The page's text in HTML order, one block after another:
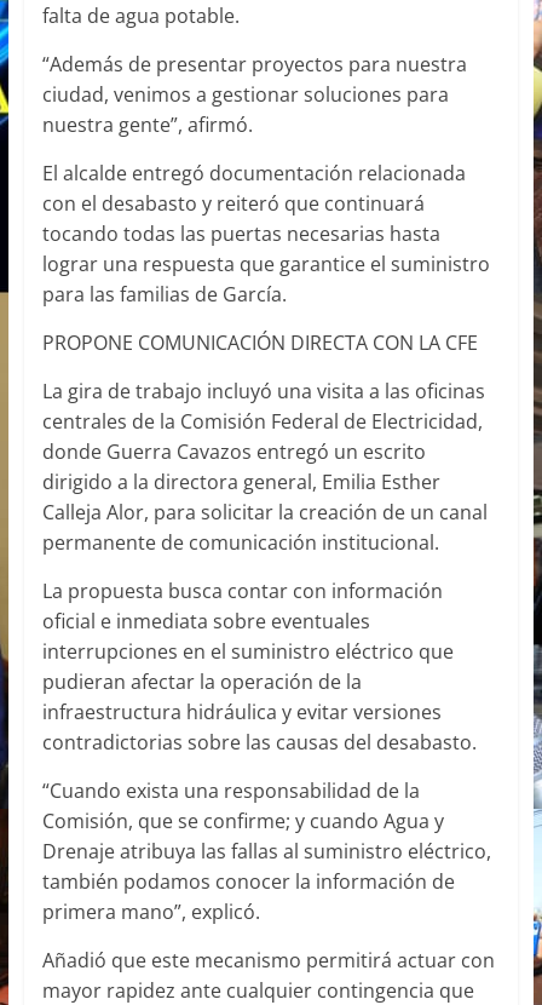
falta de agua potable.
“Además de presentar proyectos para nuestra
ciudad, venimos a gestionar soluciones para
nuestra gente”, afirmó.
El alcalde entregó documentación relacionada
con el desabasto y reiteró que continuará
tocando todas las puertas necesarias hasta
lograr una respuesta que garantice el suministro
para las familias de García.
PROPONE COMUNICACIÓN DIRECTA CON LA CFE
La gira de trabajo incluyó una visita a las oficinas
centrales de la Comisión Federal de Electricidad,
donde Guerra Cavazos entregó un escrito
dirigido a la directora general, Emilia Esther
Calleja Alor, para solicitar la creación de un canal
permanente de comunicación institucional.
La propuesta busca contar con información
oficial e inmediata sobre eventuales
interrupciones en el suministro eléctrico que
pudieran afectar la operación de la
infraestructura hidráulica y evitar versiones
contradictorias sobre las causas del desabasto.
“Cuando exista una responsabilidad de la
Comisión, que se confirme; y cuando Agua y
Drenaje atribuya las fallas al suministro eléctrico,
también podamos conocer la información de
primera mano”, explicó.
Añadió que este mecanismo permitirá actuar con
mayor rapidez ante cualquier contingencia que